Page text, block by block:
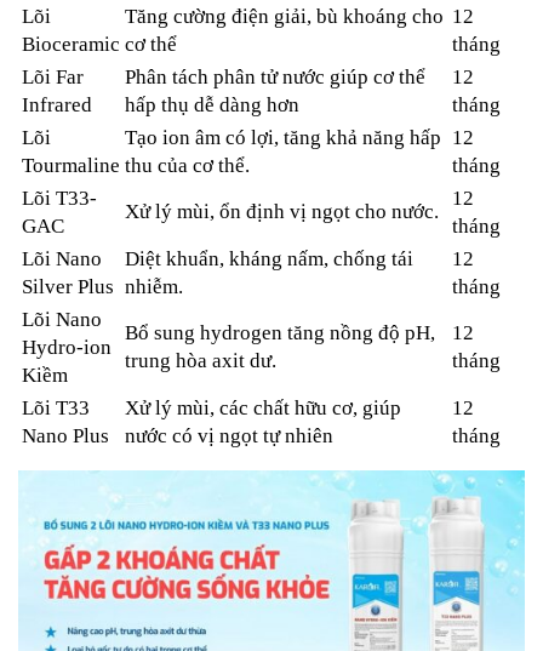
Lõi
Bioceramic
Tăng cường điện giải, bù khoáng cho
cơ thể
12
tháng
Lõi Far
Infrared
Phân tách phân tử nước giúp cơ thể
hấp thụ dễ dàng hơn
12
tháng
Lõi
Tourmaline
Tạo ion âm có lợi, tăng khả năng hấp
thu của cơ thể.
12
tháng
Lõi T33-
GAC
Xử lý mùi, ổn định vị ngọt cho nước.
12
tháng
Lõi Nano
Silver Plus
Diệt khuẩn, kháng nấm, chống tái
nhiễm.
12
tháng
Lõi Nano
Hydro-ion
Kiềm
Bổ sung hydrogen tăng nồng độ pH,
trung hòa axit dư.
12
tháng
Lõi T33
Nano Plus
Xử lý mùi, các chất hữu cơ, giúp
nước có vị ngọt tự nhiên
12
tháng